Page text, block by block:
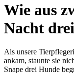
Wie aus
Nacht
Als unsere
ankam, staunte sie
Snape drei Hunde